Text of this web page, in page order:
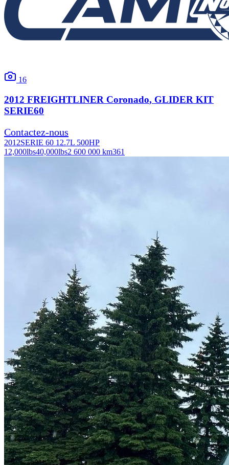
16
2012 FREIGHTLINER Coronado, GLIDER KIT
SERIE60
Contactez-nous
2012SERIE 60 12.7L 500HP
12,000lbs40,000lbs2 600 000 km361